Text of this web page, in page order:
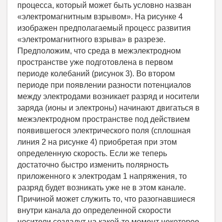
процесса, который может быть условно назван
«электромагнитным взрывом». На рисунке 4
изображен предполагаемый процесс развития
«электромагнитного взрыва» в разрезе.
Предположим, что среда в межэлектродном
пространстве уже подготовлена в первом
периоде колебаний (рисунок 3). Во втором
периоде при появлении разности потенциалов
между электродами возникает разряд и носители
заряда (ионы и электроны) начинают двигаться в
межэлектродном пространстве под действием
появившегося электрического поля (сплошная
линия 2 на рисунке 4) приобретая при этом
определенную скорость. Если же теперь
достаточно быстро изменить полярность
приложенного к электродам 1 напряжения, то
разряд будет возникать уже не в этом канале.
Причиной может служить то, что разогнавшиеся
внутри канала до определенной скорости